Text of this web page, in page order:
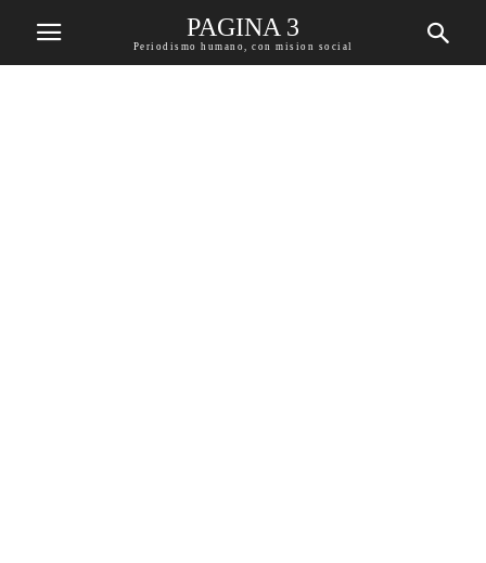
PAGINA 3
Periodismo humano, con mision social